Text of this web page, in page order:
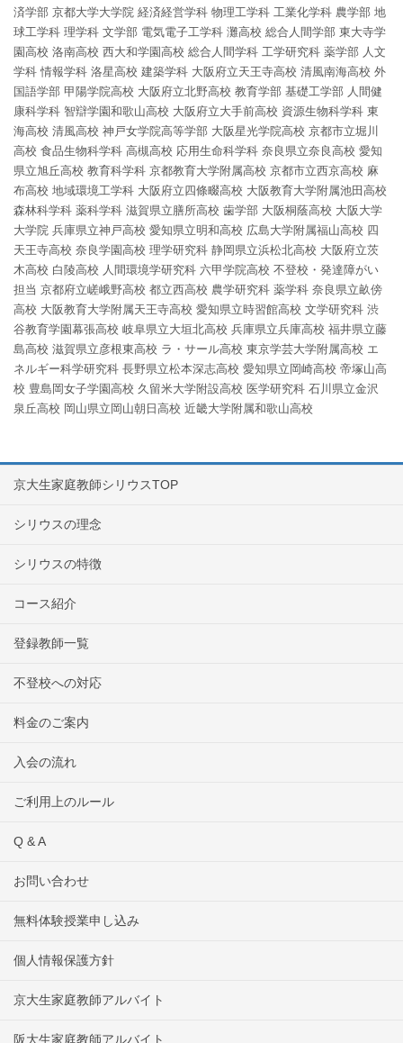
済学部 京都大学大学院 経済経営学科 物理工学科 工業化学科 農学部 地
球工学科 理学科 文学部 電気電子工学科 灘高校 総合人間学部 東大寺学
園高校 洛南高校 西大和学園高校 総合人間学科 工学研究科 薬学部 人文
学科 情報学科 洛星高校 建築学科 大阪府立天王寺高校 清風南海高校 外
国語学部 甲陽学院高校 大阪府立北野高校 教育学部 基礎工学部 人間健
康科学科 智辯学園和歌山高校 大阪府立大手前高校 資源生物科学科 東
海高校 清風高校 神戸女学院高等学部 大阪星光学院高校 京都市立堀川
高校 食品生物科学科 高槻高校 応用生命科学科 奈良県立奈良高校 愛知
県立旭丘高校 教育科学科 京都教育大学附属高校 京都市立西京高校 麻
布高校 地域環境工学科 大阪府立四條畷高校 大阪教育大学附属池田高校
森林科学科 薬科学科 滋賀県立膳所高校 歯学部 大阪桐蔭高校 大阪大学
大学院 兵庫県立神戸高校 愛知県立明和高校 広島大学附属福山高校 四
天王寺高校 奈良学園高校 理学研究科 静岡県立浜松北高校 大阪府立茨
木高校 白陵高校 人間環境学研究科 六甲学院高校 不登校・発達障がい
担当 京都府立嵯峨野高校 都立西高校 農学研究科 薬学科 奈良県立畝傍
高校 大阪教育大学附属天王寺高校 愛知県立時習館高校 文学研究科 渋
谷教育学園幕張高校 岐阜県立大垣北高校 兵庫県立兵庫高校 福井県立藤
島高校 滋賀県立彦根東高校 ラ・サール高校 東京学芸大学附属高校 エ
ネルギー科学研究科 長野県立松本深志高校 愛知県立岡崎高校 帝塚山高
校 豊島岡女子学園高校 久留米大学附設高校 医学研究科 石川県立金沢
泉丘高校 岡山県立岡山朝日高校 近畿大学附属和歌山高校
京大生家庭教師シリウスTOP
シリウスの理念
シリウスの特徴
コース紹介
登録教師一覧
不登校への対応
料金のご案内
入会の流れ
ご利用上のルール
Q & A
お問い合わせ
無料体験授業申し込み
個人情報保護方針
京大生家庭教師アルバイト
阪大生家庭教師アルバイト